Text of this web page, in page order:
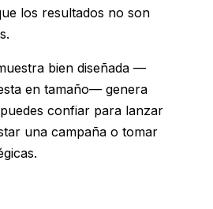
los resultados no son
bien diseñada —
en tamaño— genera
confiar para lanzar
una campaña o tomar